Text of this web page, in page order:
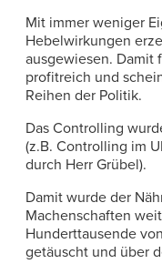
Mit immer weniger
Hebelwirkungen
ausgewiesen. Damit
profitreich und
Reihen der Politik.
Das Controlling
(z.B. Controlling im
durch Herr Grübel).
Damit wurde der
Machenschaften
Hunderttausende
getäuscht und über